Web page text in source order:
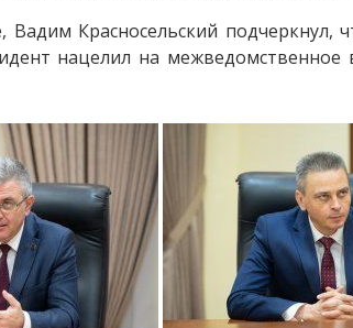
Вадим Красносельский
нацелил на